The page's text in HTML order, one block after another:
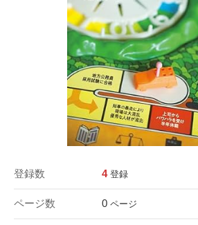
登録数 4 登録
ページ数 0 ページ